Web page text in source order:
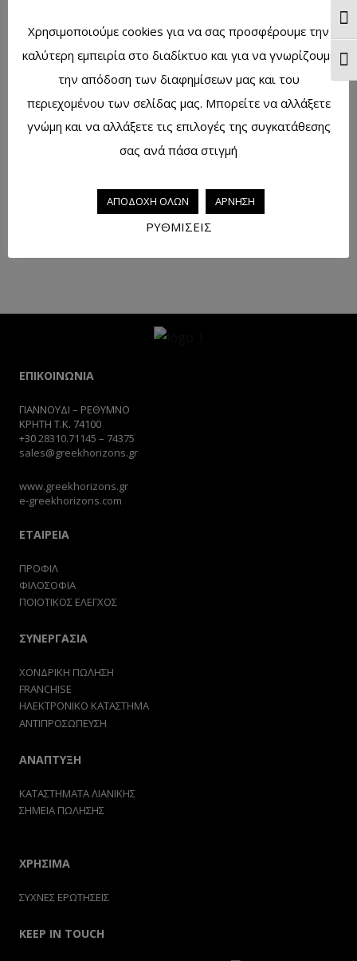
Σαπούνι φωτογραφία ρόδι 100γρ
Σαπούνι φωτογραφία φυσικό100γρ
ΕΠΙΚΟΙΝΩΝΙΑ
ΓΙΑΝΝΟΥΔΙ – ΡΕΘΥΜΝΟ
ΚΡΗΤΗ Τ.Κ. 74100
+30 28310.71145 – 74375
sales@greekhorizons.gr
www.greekhorizons.gr
e-greekhorizons.com
ΕΤΑΙΡΕΙΑ
ΠΡΟΦΙΛ
ΦΙΛΟΣΟΦΙΑ
ΠΟΙΟΤΙΚΟΣ ΕΛΕΓΧΟΣ
ΣΥΝΕΡΓΑΣΙΑ
ΧΟΝΔΡΙΚΗ ΠΩΛΗΣΗ
FRANCHISE
ΗΛΕΚΤΡΟΝΙΚΟ ΚΑΤΑΣΤΗΜΑ
ΑΝΤΙΠΡΟΣΩΠΕΥΣΗ
ΑΝΑΠΤΥΞΗ
ΚΑΤΑΣΤΗΜΑΤΑ ΛΙΑΝΙΚΗΣ
ΣΗΜΕΙΑ ΠΩΛΗΣΗΣ
ΧΡΗΣΙΜΑ
ΣΥΧΝΕΣ ΕΡΩΤΗΣΕΙΣ
KEEP IN TOUCH
Χρησιμοποιούμε cookies για να σας προσφέρουμε την
καλύτερη εμπειρία στο διαδίκτυο και για να γνωρίζουμε
την απόδοση των διαφημίσεων μας και του
περιεχομένου των σελίδας μας. Μπορείτε να αλλάξετε
γνώμη και να αλλάξετε τις επιλογές της συγκατάθεσης
σας ανά πάσα στιγμή
ΑΠΟΔΟΧΗ ΟΛΩΝ ΑΡΝΗΣΗ
ΡΥΘΜΙΣΕΙΣ